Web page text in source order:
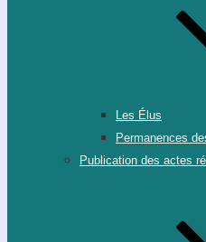
Les Élus
Permanences
Publication des actes